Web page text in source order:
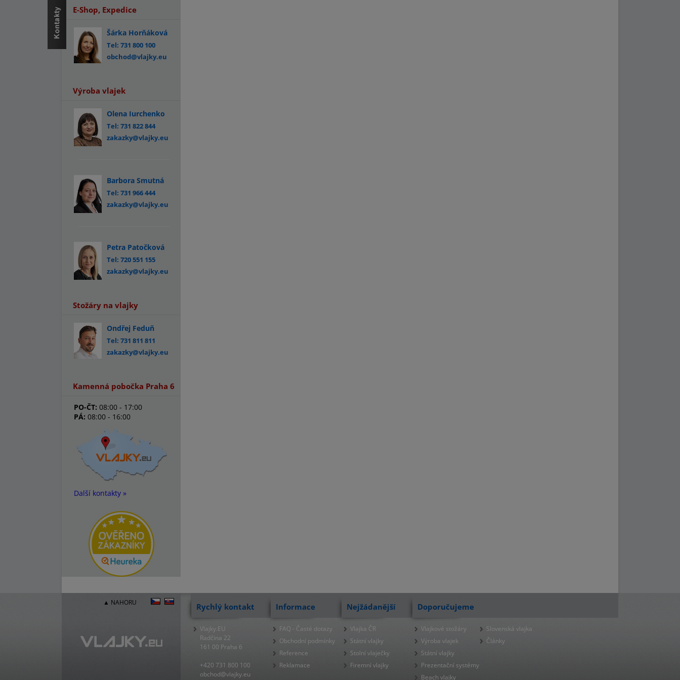
E-Shop, Expedice
Šárka Horňáková
Tel: 731 800 100
obchod@vlajky.eu
Výroba vlajek
Olena Iurchenko
Tel: 731 822 844
zakazky@vlajky.eu
Barbora Smutná
Tel: 731 966 444
zakazky@vlajky.eu
Petra Patočková
Tel: 720 551 155
zakazky@vlajky.eu
Stožáry na vlajky
Ondřej Feduň
Tel: 731 811 811
zakazky@vlajky.eu
Kamenná pobočka Praha 6
PO-ČT: 08:00 - 17:00
PÁ: 08:00 - 16:00
Další kontakty »
▲ NAHORU Rychlý kontakt
Vlajky.EU
Radčina 22
161 00 Praha 6
+420 731 800 100
obchod@vlajky.eu
Informace
FAQ - Časté dotazy
Obchodní podmínky
Reference
Reklamace
Nejžádanější
Vlajka ČR
Státní vlajky
Stolní vlaječky
Firemní vlajky
Doporučujeme
Vlajkové stožáry
Výroba vlajek
Státní vlajky
Prezentační systémy
Beach vlajky
Slovenská vlajka
Články